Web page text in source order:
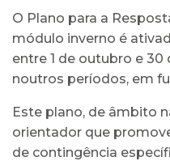
O Plano para a
módulo inverno é
entre 1 de outubro e
noutros períodos, em
Este plano, de âmbito
orientador que
de contingência